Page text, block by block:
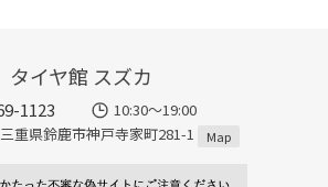
タイヤ館 スズカ
1123
10:30～19:00
重県鈴鹿市神戸寺家町281-1
Map